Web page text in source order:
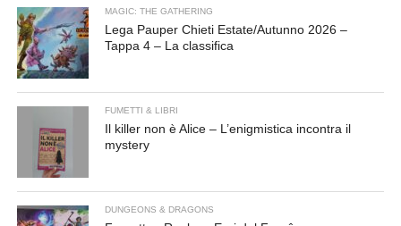
MAGIC: THE GATHERING
Lega Pauper Chieti Estate/Autunno 2026 –
Tappa 4 – La classifica
FUMETTI & LIBRI
Il killer non è Alice – L’enigmistica incontra il
mystery
DUNGEONS & DRAGONS